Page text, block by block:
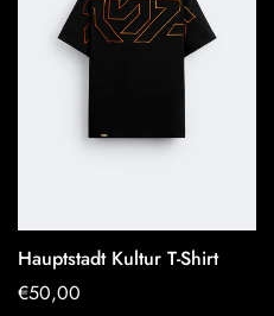
OPTIONEN
AUSWÄHLEN
Hauptstadt Kultur T-Shirt
Regulärer
€50,00